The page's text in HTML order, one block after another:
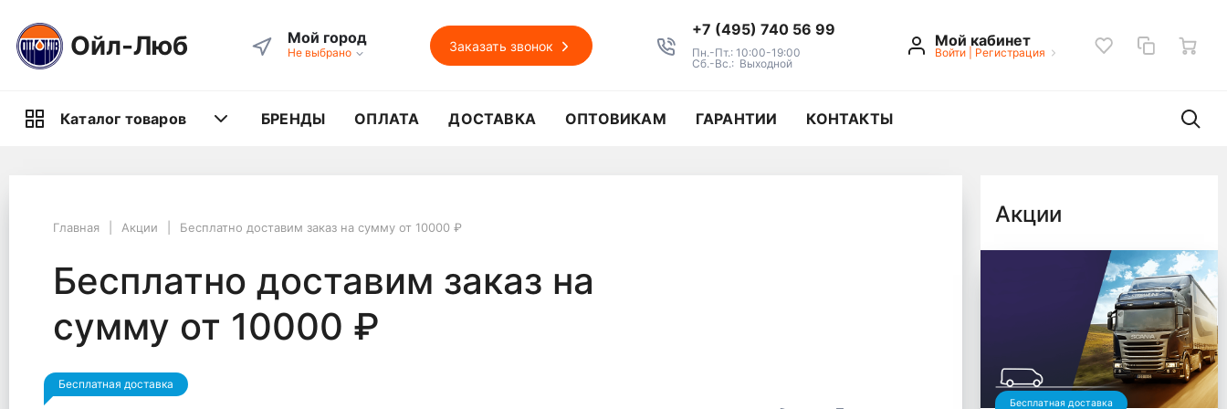
Ойл-Люб Мой город
Не выбрано Заказать звонок
+7 (495) 740 56 99
Пн.-Пт.: 10:00-19:00
Сб.-Вс.: Выходной
Мой кабинет
Войти| Регистрация
Каталог товаров БРЕНДЫ ОПЛАТА ДОСТАВКА ОПТОВИКАМ ГАРАНТИИ КОНТАКТЫ
Главная Акции Бесплатно доставим заказ на сумму от 10000 ₽
Бесплатно доставим заказ на
сумму от 10000 ₽
Бесплатная доставка
Акции
Бесплатная доставка